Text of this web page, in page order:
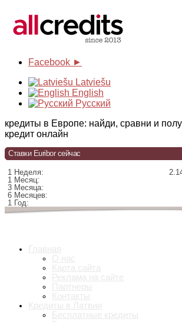
Facebook ►
Latviešu
English
Русский
кредиты в Европе: найди, сравни и
кредит онлайн
Ставки Euribor сейчас
1 Неделя:
1 Месяц:
3 Месяца:
6 Месяцев:
1 Год: